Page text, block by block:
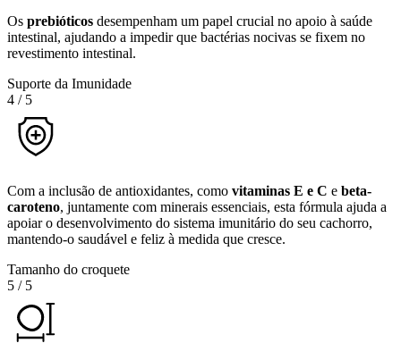
Os prebióticos desempenham um papel crucial no apoio à saúde
intestinal, ajudando a impedir que bactérias nocivas se fixem no
revestimento intestinal.
Suporte da Imunidade
4 / 5
Com a inclusão de antioxidantes, como vitaminas E e C e beta-
caroteno, juntamente com minerais essenciais, esta fórmula ajuda a
apoiar o desenvolvimento do sistema imunitário do seu cachorro,
mantendo-o saudável e feliz à medida que cresce.
Tamanho do croquete
5 / 5